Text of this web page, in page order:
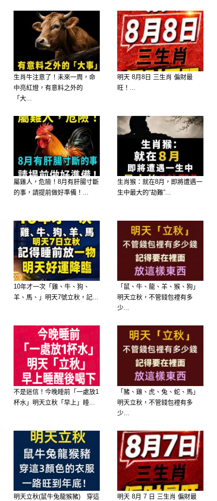
生肖牛注意了！未來一周，命
中亮紅燈，有意料之外的
「大...
明天 8月8日 三生肖 偏財最
旺！...
屬雞人，危險！8月有肝腸寸斷
的事，請提前做好準備！...
生肖猴：就在8月，即將遭遇一
生中最大的“劫難”...
10年才一次「雞、牛、狗、
羊、馬、」明天7號立秋，記...
「鼠、牛、龍、羊、猴、狗」
明天立秋，不管錢包裡有多
少...
不是迷信！今晚睡前「一處放1
杯水」明天立秋「早上」睡...
「豬、雞、虎、兔、蛇、馬」
明天立秋，不管錢包裡有多
少...
明天立秋(鼠牛兔龍猴豬) 穿這 明天 8月 7 日 三生肖 偏財最